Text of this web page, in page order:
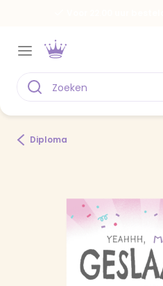
Diploma